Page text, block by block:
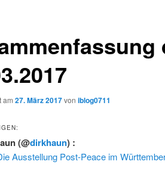
am 27. März 2017von iblog0711
(@dirkhaun) :
Ausstellung Post-Peace im